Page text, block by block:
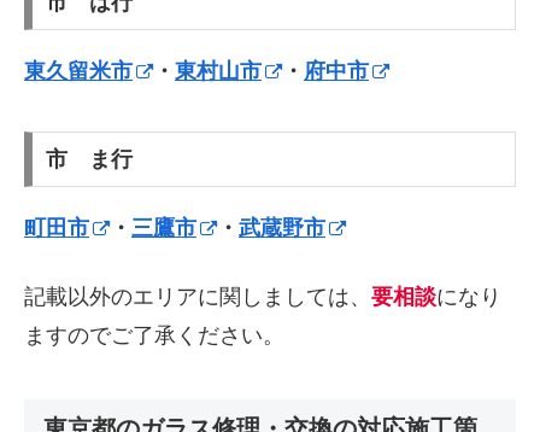
東久留米市 ・ 東村山市 ・ 府中市
市 ま行
町田市 ・ 三鷹市 ・ 武蔵野市
記載以外のエリアに関しましては、 要相談になり
ますのでご了承ください。